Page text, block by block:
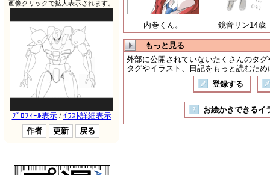
内巻くん。 鏡音リン14歳
もっと見る
外部に公開されていないたくさんのタ
タグやイラスト、日記をもっと読むた
登録する
お絵かきできるイ